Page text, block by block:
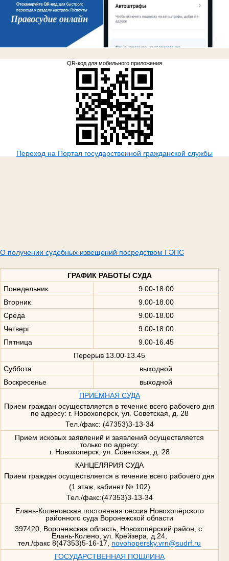
.
QR-код для мобильного приложения
Переход на Портал государственной гражданской службы
О получении судебных извещений посредством ГЭПС
ГРАФИК РАБОТЫ СУДА
Понедельник
9.00-18.00
Вторник
9.00-18.00
Среда
9.00-18.00
Четверг
9.00-18.00
Пятница
9.00-16.45
Перерыв 13.00-13.45
Суббота
выходной
Воскресенье
выходной
ПРИЕМНАЯ СУДА
Прием граждан осуществляется в течение всего рабочего дня
по адресу: г. Новохоперск, ул. Советская, д. 28
Тел./факс: (47353)3-13-34
Прием исковых заявлений и заявлений осуществляется
только по адресу:
г. Новохоперск, ул. Советская, д. 28
КАНЦЕЛЯРИЯ СУДА
Прием граждан осуществляется в течение всего рабочего дня
(1 этаж, кабинет № 102)
Тел./факс:(47353)3-13-34
Елань-Коленовская постоянная сессия Новохопёрского
районного суда Воронежской области
397420, Воронежская область, Новохопёрский район, с.
Елань-Колено, ул. Крейзера, д.24,
тел./факс 8(47353)5-16-17, novohopersky.vrn@sudrf.ru
ГОСУДАРСТВЕННАЯ ПОШЛИНА